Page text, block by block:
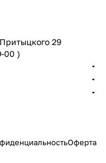
29
00 )
Оферта